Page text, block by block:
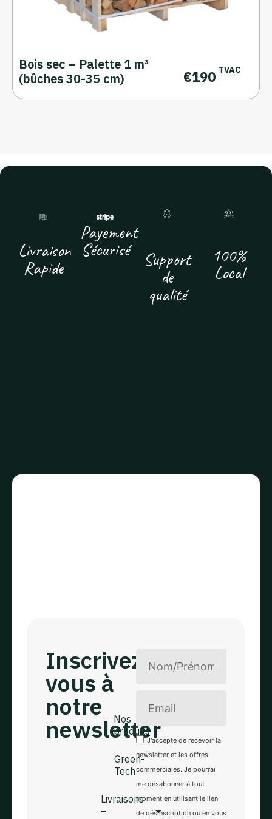
Bois sec – Palette 1 m³
(bûches 30-35 cm)
€190 TVAC
Livraison
Rapide
Payement
Sécurisé Support
de
qualité
100%
Local
Green-Tech
Nos
produits
Green-
Tech
Livraisons
–
Le
choix
Inscrivez
vous à
notre
newsletterJ'accepte de recevoir la
newsletter et les offres
commerciales. Je pourrai
me désabonner à tout
moment en utilisant le lien
de désinscription ou en vous